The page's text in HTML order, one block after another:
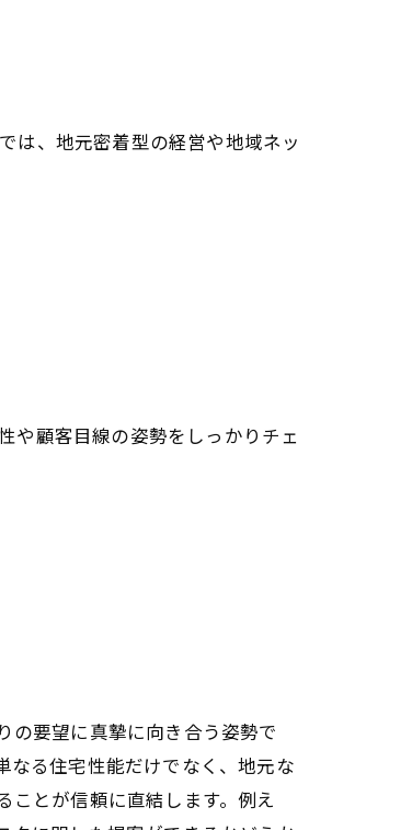
は、地元密着型の経営や地域ネッ
や顧客目線の姿勢をしっかりチェ
の要望に真摯に向き合う姿勢で
なる住宅性能だけでなく、地元な
ことが信頼に直結します。例え